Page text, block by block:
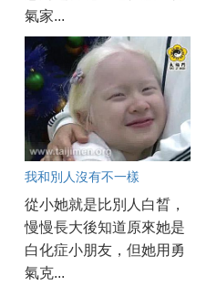
氣家...
我和別人沒有不一樣
從小她就是比別人白晳，
慢慢長大後知道原來她是
白化症小朋友，但她用勇
氣克...